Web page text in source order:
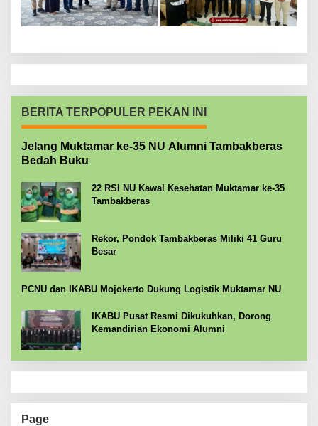
BERITA TERPOPULER PEKAN INI
Jelang Muktamar ke-35 NU Alumni Tambakberas
Bedah Buku
22 RSI NU Kawal Kesehatan Muktamar ke-35
Tambakberas
Rekor, Pondok Tambakberas Miliki 41 Guru
Besar
PCNU dan IKABU Mojokerto Dukung Logistik Muktamar NU
IKABU Pusat Resmi Dikukuhkan, Dorong
Kemandirian Ekonomi Alumni
Page